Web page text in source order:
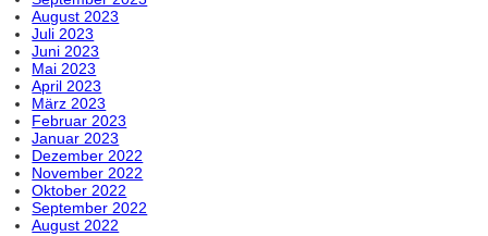
August 2023
Juli 2023
Juni 2023
Mai 2023
April 2023
März 2023
Februar 2023
Januar 2023
Dezember 2022
November 2022
Oktober 2022
September 2022
August 2022